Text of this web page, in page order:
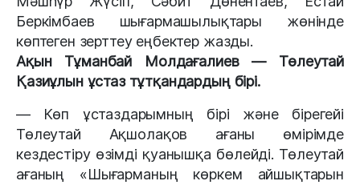
Беркімбаев шығармашылықтары жөнінде
көптеген зерттеу еңбектер жазды.
Ақын Тұманбай Молдағалиев — Төлеутай
Қазиұлын ұстаз тұтқандардың бірі.
— Көп ұстаздарымның бірі және бірегейі
Төлеутай Ақшолақов ағаны өмірімде
кездестіру өзімді қуанышқа бөлейді. Төлеутай
ағаның «Шығарманың көркем айшықтарын